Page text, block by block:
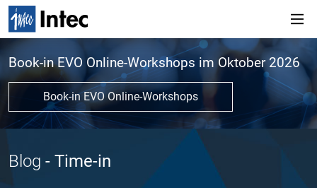
Book-in EVO Online-Workshops im Oktober 2026
Book-in EVO Online-Workshops
Blog - Time-in